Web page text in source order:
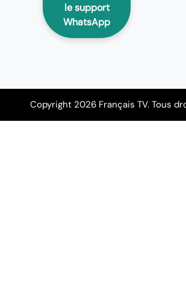
le support
WhatsApp
Copyright 2026 Français TV. Tous